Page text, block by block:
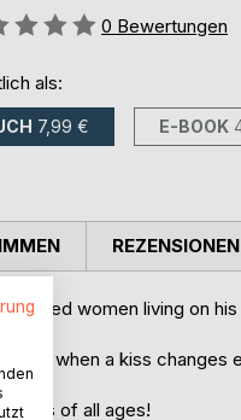
0 Bewertungen
als:
7,99 € E-BOOK
sized women living on
when a kiss changes
of all ages!
REZENSIONEN